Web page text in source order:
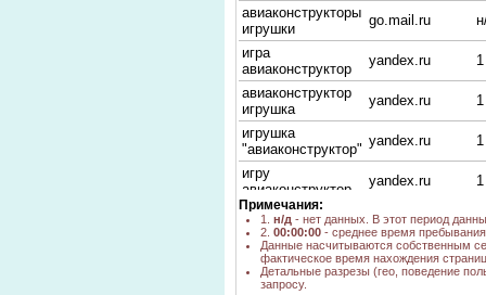
авиаконструкторы
игрушки
go.mail.ru
игра
авиаконструктор
yandex.ru
1
авиаконструктор
игрушка
yandex.ru
1
игрушка
"авиаконструктор"
yandex.ru
1
игру
авиаконструктор
yandex.ru
1
авиаконструкторы
оптом
yandex.ru
1
набор
авиаконструктор
купить
nova.rambler.ru
Примечания:
1. н/д - нет данных. В этот период
2. 00:00:00 - среднее время
Данные насчитываются собственным
фактическое время нахождения
Детальные разрезы (гео, поведение
запросу.